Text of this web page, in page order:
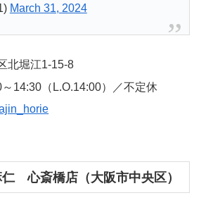
March 31, 2024
北堀江1-15-8
14:30（L.O.14:00）／不定休
心斎橋店（大阪市中央区）